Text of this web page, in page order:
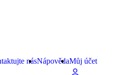
násNápovědaMůj účet